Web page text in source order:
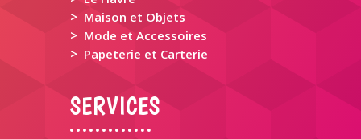
> Maison et Objets
> Mode et Accessoires
> Papeterie et Carterie
SERVICES